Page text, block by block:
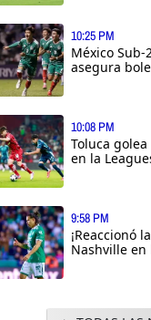
10:25 PM
México Sub-
asegura
10:08 PM
Toluca
en la
9:58 PM
¡Reaccionó
Nashville en